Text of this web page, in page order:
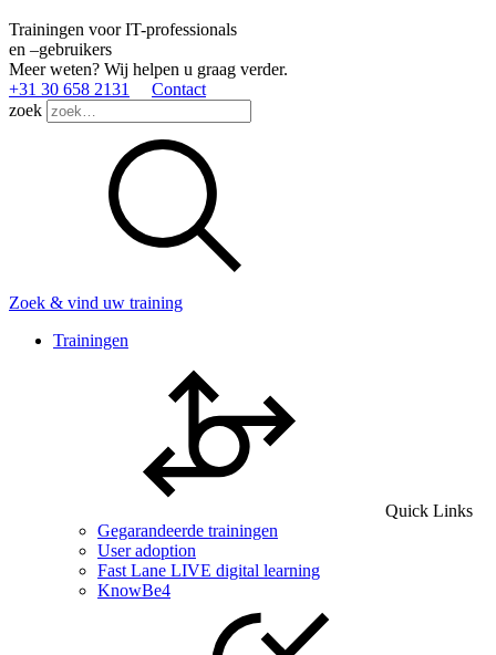
Trainingen voor IT-professionals
en –gebruikers
Meer weten? Wij helpen u graag verder.
+31 30 658 2131
Contact
zoek
Zoek & vind uw training
Trainingen
Quick Links
Gegarandeerde trainingen
User adoption
Fast Lane LIVE digital learning
KnowBe4